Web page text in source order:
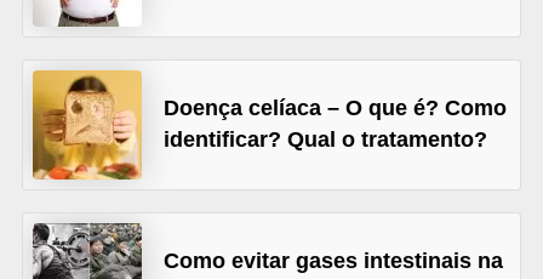
Doença celíaca – O que é? Como
identificar? Qual o tratamento?
Como evitar gases intestinais na
a
l
i
e
n